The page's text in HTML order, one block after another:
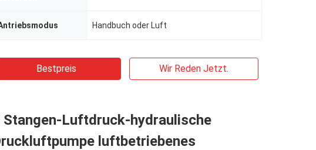
Handbuch oder Luft
Bestpreis Wir Reden Jetzt.
Stangen-Luftdruck-hydraulische
luftbetriebenes